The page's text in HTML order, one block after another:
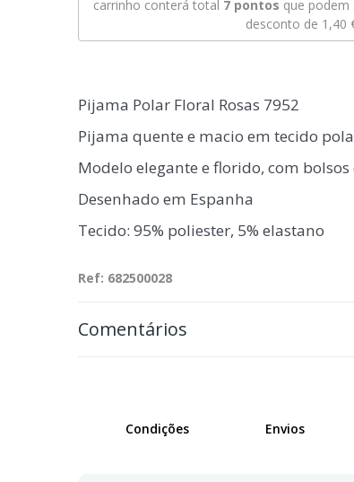
carrinho conterá total 7pontos que podem
desconto de 1,40
Pijama Polar Floral Rosas 7952
Pijama quente e macio em tecido
Modelo elegante e florido, com bolsos
Desenhado em Espanha
Tecido: 95% poliester, 5% elastano
Ref: 682500028
Comentários
Condições Envios